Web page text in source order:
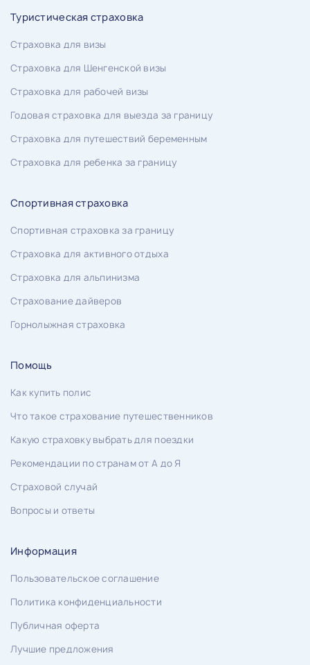
Туристическая страховка
Страховка для визы
Страховка для Шенгенской визы
Страховка для рабочей визы
Годовая страховка для выезда за границу
Страховка для путешествий беременным
Страховка для ребенка за границу
Спортивная страховка
Спортивная страховка за границу
Страховка для активного отдыха
Страховка для альпинизма
Страхование дайверов
Горнолыжная страховка
Помощь
Как купить полис
Что такое страхование путешественников
Какую страховку выбрать для поездки
Рекомендации по странам от А до Я
Страховой случай
Вопросы и ответы
Информация
Пользовательское соглашение
Политика конфиденциальности
Публичная оферта
Лучшие предложения